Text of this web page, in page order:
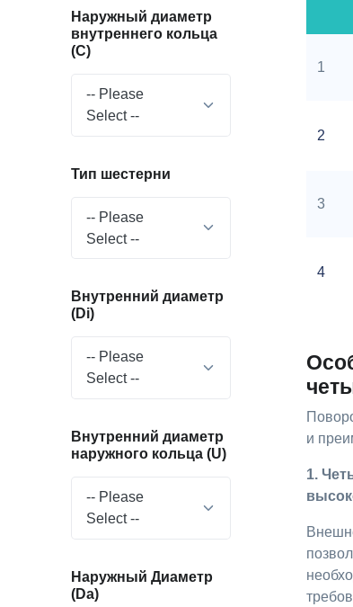
Наружный диаметр
внутреннего кольца
(C)
-- Please
Select --
Тип шестерни
-- Please
Select --
Внутренний диаметр
(Di)
-- Please
Select --
Внутренний диаметр
наружного кольца (U)
-- Please
Select --
Наружный Диаметр
(Da)
1
2
3
4
и
1.